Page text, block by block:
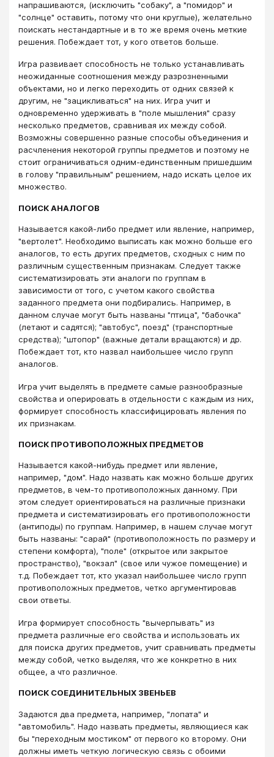
напрашиваются, (исключить "собаку", а "помидор" и
"солнце" оставить, потому что они круглые), желательно
поискать нестандартные и в то же время очень меткие
решения. Побеждает тот, у кого ответов больше.
Игра развивает способность не только устанавливать
неожиданные соотношения между разрозненными
объектами, но и легко переходить от одних связей к
другим, не "зацикливаться" на них. Игра учит и
одновременно удерживать в "поле мышления" сразу
несколько предметов, сравнивая их между собой.
Возможны совершенно разные способы объединения и
расчленения некоторой группы предметов и поэтому не
стоит ограничиваться одним-единственным пришедшим
в голову "правильным" решением, надо искать целое их
множество.
ПОИСК АНАЛОГОВ
Называется какой-либо предмет или явление, например,
"вертолет". Необходимо выписать как можно больше его
аналогов, то есть других предметов, сходных с ним по
различным существенным признакам. Следует также
систематизировать эти аналоги по группам в
зависимости от того, с учетом какого свойства
заданного предмета они подбирались. Например, в
данном случае могут быть названы "птица", "бабочка"
(летают и садятся); "автобус", поезд" (транспортные
средства); "штопор" (важные детали вращаются) и др.
Побеждает тот, кто назвал наибольшее число групп
аналогов.
Игра учит выделять в предмете самые разнообразные
свойства и оперировать в отдельности с каждым из них,
формирует способность классифицировать явления по
их признакам.
ПОИСК ПРОТИВОПОЛОЖНЫХ ПРЕДМЕТОВ
Называется какой-нибудь предмет или явление,
например, "дом". Надо назвать как можно больше других
предметов, в чем-то противоположных данному. При
этом следует ориентироваться на различные признаки
предмета и систематизировать его противоположности
(антиподы) по группам. Например, в нашем случае могут
быть названы: "сарай" (противоположность по размеру и
степени комфорта), "поле" (открытое или закрытое
пространство), "вокзал" (свое или чужое помещение) и
т.д. Побеждает тот, кто указал наибольшее число групп
противоположных предметов, четко аргументировав
свои ответы.
Игра формирует способность "вычерпывать" из
предмета различные его свойства и использовать их
для поиска других предметов, учит сравнивать предметы
между собой, четко выделяя, что же конкретно в них
общее, а что различное.
ПОИСК СОЕДИНИТЕЛЬНЫХ ЗВЕНЬЕВ
Задаются два предмета, например, "лопата" и
"автомобиль". Надо назвать предметы, являющиеся как
бы "переходным мостиком" от первого ко второму. Они
должны иметь четкую логическую связь с обоими